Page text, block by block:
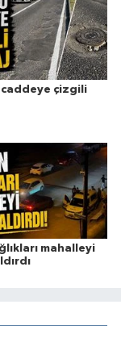
caddeye çizgili
mahalleyi